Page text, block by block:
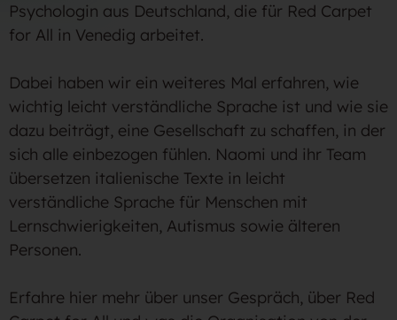
Psychologin aus Deutschland, die für Red Carpet
for All in Venedig arbeitet.
Dabei haben wir ein weiteres Mal erfahren, wie
wichtig leicht verständliche Sprache ist und wie sie
dazu beiträgt, eine Gesellschaft zu schaffen, in der
sich alle einbezogen fühlen. Naomi und ihr Team
übersetzen italienische Texte in leicht
verständliche Sprache für Menschen mit
Lernschwierigkeiten, Autismus sowie älteren
Personen.
Erfahre hier mehr über unser Gespräch, über Red